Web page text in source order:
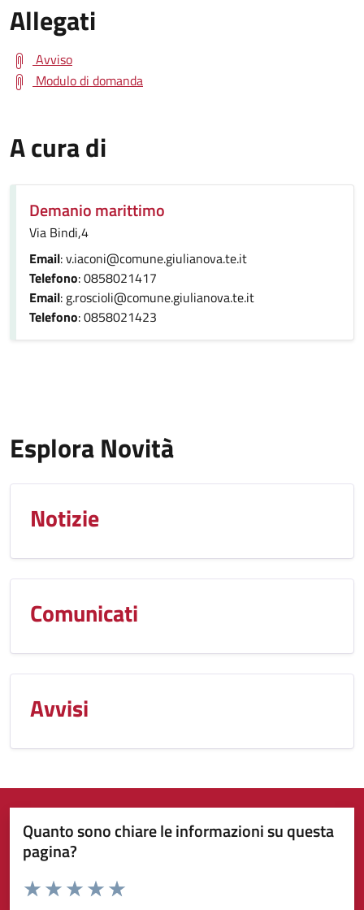
Allegati
Avviso
Modulo di domanda
A cura di
Demanio marittimo
Via Bindi,4
Email: v.iaconi@comune.giulianova.te.it
Telefono: 0858021417
Email: g.roscioli@comune.giulianova.te.it
Telefono: 0858021423
Esplora Novità
Notizie
Comunicati
Avvisi
Quanto sono chiare le informazioni su questa
pagina?
Valuta da 1 a 5 stelle la pagina